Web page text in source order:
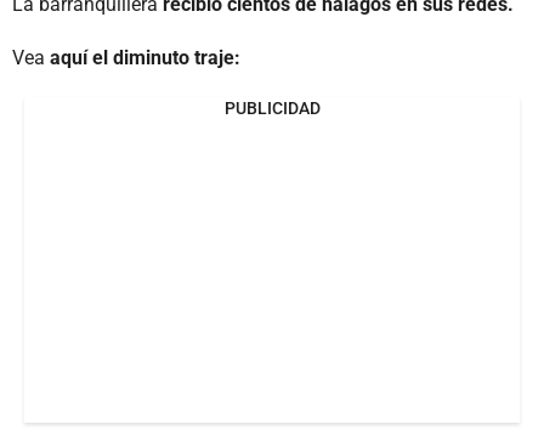
Vea aquí el diminuto traje:
PUBLICIDAD